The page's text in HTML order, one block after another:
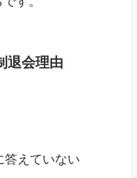
退会理由
答えていない